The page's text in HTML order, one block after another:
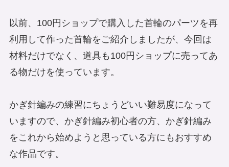
以前、100円ショップで購入した首輪のパーツを再
利用して作った首輪をご紹介しましたが、今回は
材料だけでなく、道具も100円ショップに売ってあ
る物だけを使っています。
かぎ針編みの練習にちょうどいい難易度になって
いますので、かぎ針編み初心者の方、かぎ針編み
をこれから始めようと思っている方にもおすすめ
な作品です。